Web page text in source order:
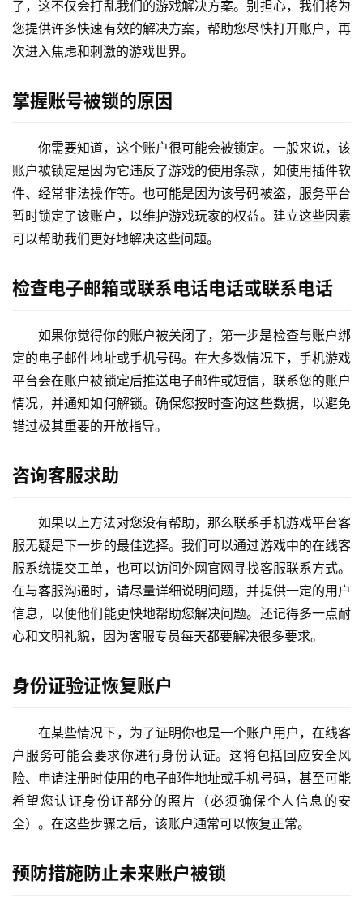
了，这不仅会打乱我们的游戏解决方案。别担心，我们将为
您提供许多快速有效的解决方案，帮助您尽快打开账户，再
次进入焦虑和刺激的游戏世界。
掌握账号被锁的原因
你需要知道，这个账户很可能会被锁定。一般来说，该
账户被锁定是因为它违反了游戏的使用条款，如使用插件软
件、经常非法操作等。也可能是因为该号码被盗，服务平台
暂时锁定了该账户，以维护游戏玩家的权益。建立这些因素
可以帮助我们更好地解决这些问题。
检查电子邮箱或联系电话电话或联系电话
如果你觉得你的账户被关闭了，第一步是检查与账户绑
定的电子邮件地址或手机号码。在大多数情况下，手机游戏
平台会在账户被锁定后推送电子邮件或短信，联系您的账户
情况，并通知如何解锁。确保您按时查询这些数据，以避免
错过极其重要的开放指导。
咨询客服求助
如果以上方法对您没有帮助，那么联系手机游戏平台客
服无疑是下一步的最佳选择。我们可以通过游戏中的在线客
服系统提交工单，也可以访问外网官网寻找客服联系方式。
在与客服沟通时，请尽量详细说明问题，并提供一定的用户
信息，以便他们能更快地帮助您解决问题。还记得多一点耐
心和文明礼貌，因为客服专员每天都要解决很多要求。
身份证验证恢复账户
在某些情况下，为了证明你也是一个账户用户，在线客
户服务可能会要求你进行身份认证。这将包括回应安全风
险、申请注册时使用的电子邮件地址或手机号码，甚至可能
希望您认证身份证部分的照片（必须确保个人信息的安
全）。在这些步骤之后，该账户通常可以恢复正常。
预防措施防止未来账户被锁